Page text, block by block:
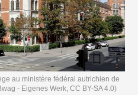
au ministère fédéral autrichien de
- Eigenes Werk, CC BY-SA 4.0)